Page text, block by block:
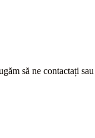
să ne contactați sau